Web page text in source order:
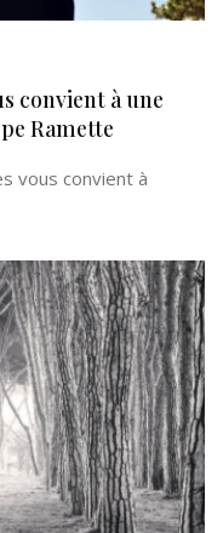
convient à une
Ramette
vous convient à